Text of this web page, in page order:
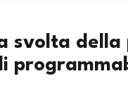
svolta